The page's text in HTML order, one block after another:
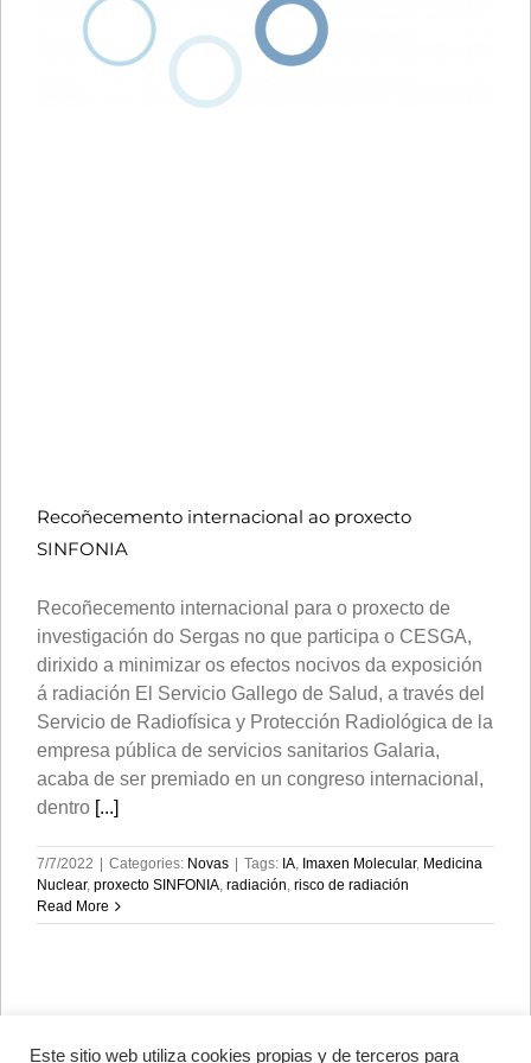
Recoñecemento internacional ao proxecto
SINFONIA
Recoñecemento internacional para o proxecto de
investigación do Sergas no que participa o CESGA,
dirixido a minimizar os efectos nocivos da exposición
á radiación El Servicio Gallego de Salud, a través del
Servicio de Radiofísica y Protección Radiológica de la
empresa pública de servicios sanitarios Galaria,
acaba de ser premiado en un congreso internacional,
dentro [...]
7/7/2022 | Categories: Novas | Tags: IA Imaxen Molecular, Medicina
Nuclear, proxecto SINFONIA radiación risco de radiación
Read More
Este sitio web utiliza cookies propias y de terceros para